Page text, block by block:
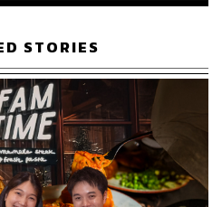
โบว์ลิ่ง Eat & Shout มีเวลา
ไปนั่งกินเนื้อที่ร้านไหนบ้าง ใน
Eat & Shout’กับ 11 ร้าน
Beef Lover!
STORIES